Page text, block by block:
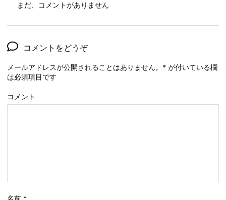
まだ、コメントがありません
コメントをどうぞ
メールアドレスが公開されることはありません。 * が付いている欄
は必須項目です
コメント